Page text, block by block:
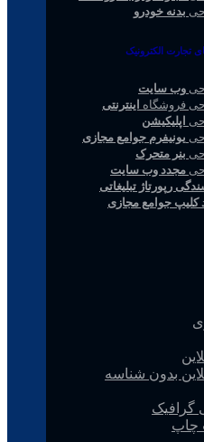
بدنه خودرو
تجارت الکترونیک
وب سایت
فروشگاه اینترنتی
اپلیکیشن
یونیفرم جوامع مجازی
بنر متحرک
مجدد وب سایت
رپورتاژ تبلیغاتی
کلیپ جوامع مجازی
بدون شناسه
گرافیک
چاپ